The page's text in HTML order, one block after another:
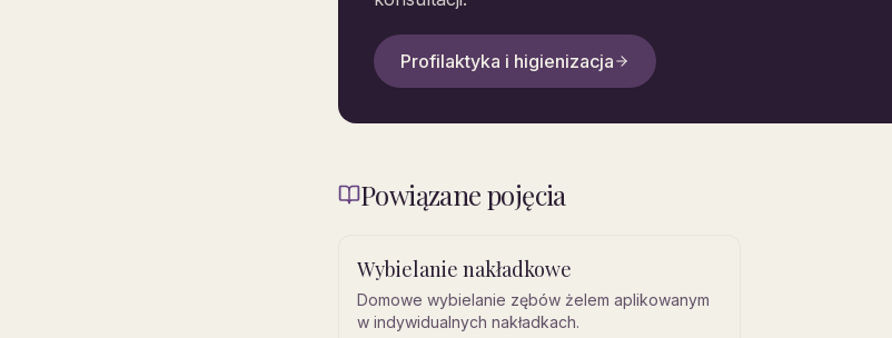
Profilaktyka i higienizacja
Powiązane pojęcia
Wybielanie nakładkowe
Domowe wybielanie zębów żelem aplikowanym
w indywidualnych nakładkach.